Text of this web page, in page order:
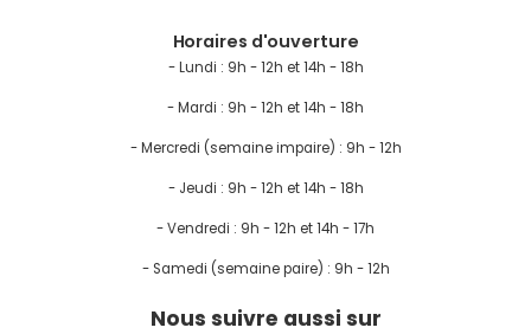
Horaires d'ouverture
- Lundi : 9h - 12h et 14h - 18h
- Mardi : 9h - 12h et 14h - 18h
- Mercredi (semaine impaire) : 9h - 12h
- Jeudi : 9h - 12h et 14h - 18h
- Vendredi : 9h - 12h et 14h - 17h
- Samedi (semaine paire) : 9h - 12h
Nous suivre aussi sur